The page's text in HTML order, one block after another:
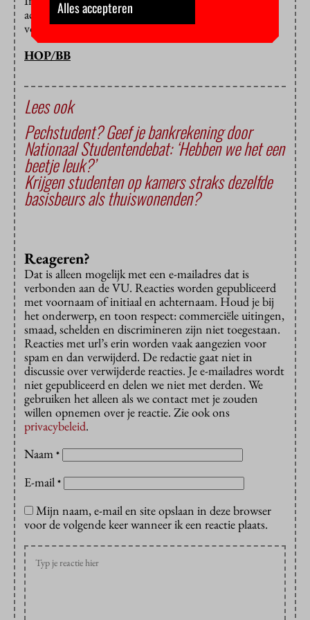
achternamen staan er niet bij – over deze vouchers en
voorinvesteringen denken.
HOP/BB
Lees ook
Pechstudent? Geef je bankrekening door
Nationaal Studentendebat: ‘Hebben we het een
beetje leuk?’
Krijgen studenten op kamers straks dezelfde
basisbeurs als thuiswonenden?
Reageren?
Dat is alleen mogelijk met een e-mailadres dat is
verbonden aan de VU. Reacties worden gepubliceerd
met voornaam of initiaal en achternaam. Houd je bij
het onderwerp, en toon respect: commerciële uitingen,
smaad, schelden en discrimineren zijn niet toegestaan.
Reacties met url’s erin worden vaak aangezien voor
spam en dan verwijderd. De redactie gaat niet in
discussie over verwijderde reacties. Je e-mailadres wordt
niet gepubliceerd en delen we niet met derden. We
gebruiken het alleen als we contact met je zouden
willen opnemen over je reactie. Zie ook ons
privacybeleid.
Naam *
E-mail *
Mijn naam, e-mail en site opslaan in deze browser
voor de volgende keer wanneer ik een reactie plaats.
Alles accepteren